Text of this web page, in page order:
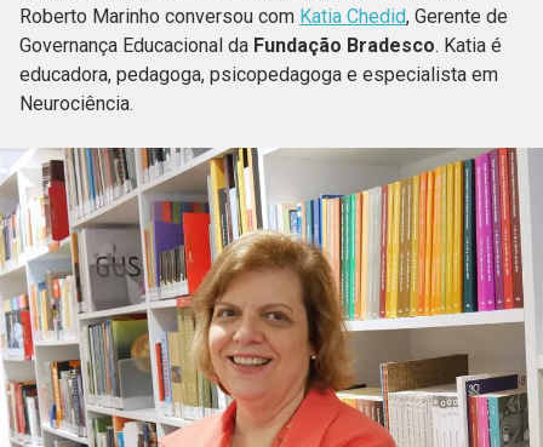
Roberto Marinho conversou com Katia Chedid, Gerente de
Governança Educacional da Fundação Bradesco. Katia é
educadora, pedagoga, psicopedagoga e especialista em
Neurociência.